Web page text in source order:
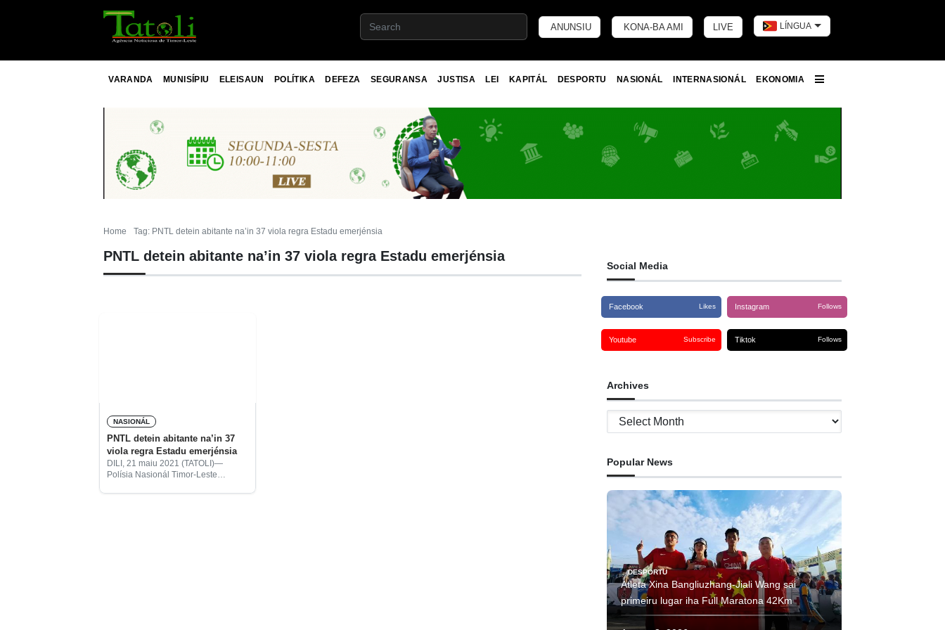
ANUNSIU KONA-BA AMI LIVE LÍNGUA
VARANDA MUNISÍPIU ELEISAUN POLÍTIKA DEFEZA SEGURANSA JUSTISA LEI KAPITÁL DESPORTU NASIONÁL INTERNASIONÁL
EKONOMIA
Home Tag: PNTL detein abitante na’in 37 viola regra Estadu emerjénsia
PNTL detein abitante na’in 37 viola regra Estadu emerjénsia
NASIONÁL
PNTL detein abitante na’in 37
viola regra Estadu emerjénsia
DILI, 21 maiu 2021 (TATOLI)—
Polísia Nasionál Timor-Leste
Social Media
Facebook Likes Instagram Follows
Youtube Subscribe Tiktok Follows
Archives
Archives
Popular News
DESPORTU
Atleta Xina Bangliuzhang-Jiali Wang sai
primeiru lugar iha Full Maratona 42Km